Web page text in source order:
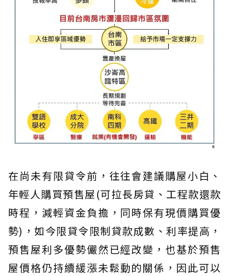
在尚未有限貸令前，往往會建議購屋小白、
年輕人購買預售屋(可拉長房貸、工程款還款
時程，減輕資金負擔，同時保有現價購買優
勢)，如今限貸令限制貸款成數、利率提高，
預售屋利多優勢儼然已經改變，也基於預售
屋價格仍持續緩漲未鬆動的關係，因此可以